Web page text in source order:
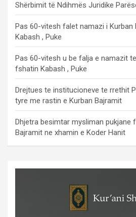
Shërbimit të Ndihmës Juridike
Pas 60-vitesh falet namazi i Kurban
Kabash , Puke
Pas 60-vitesh u be falja e namazit
fshatin Kabash , Puke
Drejtues te institucioneve te rrethit
tyre me rastin e Kurban Bajramit
Dhjetra besimtar mysliman pukjane
Bajramit ne xhamin e Koder Hanit